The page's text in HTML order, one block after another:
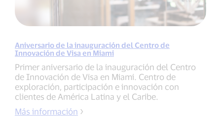
Aniversario de la inauguración del Centro de
Innovación de Visa en Miami
Primer aniversario de la inauguración del Centro
de Innovación de Visa en Miami. Centro de
exploración, participación e innovación con
clientes de América Latina y el Caribe.
Más información